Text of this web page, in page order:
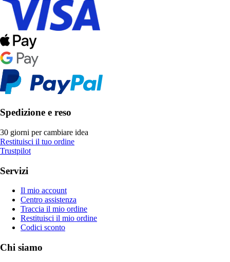
Spedizione e reso
30 giorni per cambiare idea
Restituisci il tuo ordine
Trustpilot
Servizi
Il mio account
Centro assistenza
Traccia il mio ordine
Restituisci il mio ordine
Codici sconto
Chi siamo